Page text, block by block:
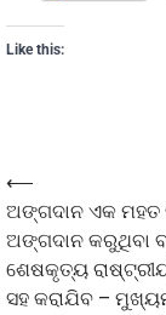
Like this:
⟵
ଅଙ୍ଗଦାନ ଏକ ମହତ
ଅଙ୍ଗଦାନ କରୁଥିବା
ଶେଷକୃତ୍ୟ
ସହ କରାଯିବ –